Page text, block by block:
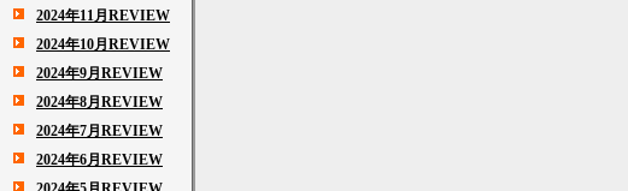
2024年11月REVIEW
2024年10月REVIEW
2024年9月REVIEW
2024年8月REVIEW
2024年7月REVIEW
2024年6月REVIEW